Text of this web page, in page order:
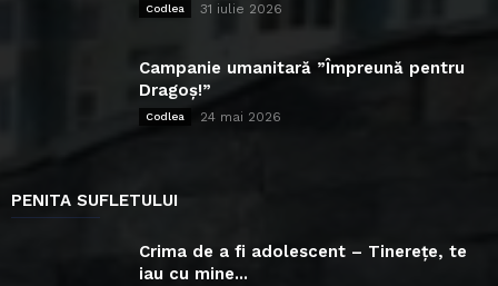
Codlea 31 iulie 2026
Campanie umanitară ”Împreună pentru
Dragoș!”
Codlea 24 mai 2026
PENITA SUFLETULUI
Crima de a fi adolescent – Tinerețe, te
iau cu mine...